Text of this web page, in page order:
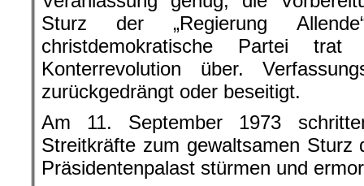
Sturz der „Regierung
christdemokratische Partei
Konterrevolution über.
zurückgedrängt oder beseitigt.
Am 11. September 1973
Streitkräfte zum gewaltsamen Sturz
Präsidentenpalast stürmen und